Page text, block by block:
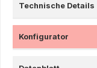
Technische Details
Konfigurator